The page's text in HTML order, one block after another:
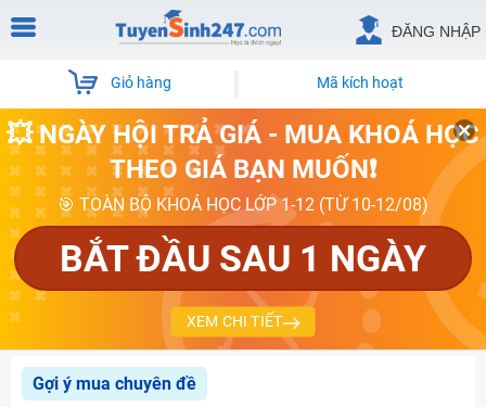
ĐĂNG NHẬP
Giỏ hàng Mã kích hoạt
💥 NGÀY HỘI TRẢ GIÁ - MUA KHOÁ HỌC
THEO GIÁ BẠN MUỐN❗
🎯 TOÀN BỘ KHOÁ HỌC LỚP 1-12 (TỪ 10-12/08)
BẮT ĐẦU SAU 1 NGÀY
XEM CHI TIẾT
Gợi ý mua chuyên đề